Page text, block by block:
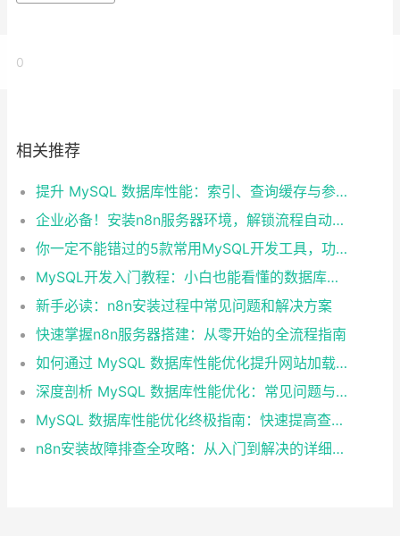
0
相关推荐
提升 MySQL 数据库性能：索引、查询缓存与参数优化全解析
企业必备！安装n8n服务器环境，解锁流程自动化工具
你一定不能错过的5款常用MySQL开发工具，功能强大又好用
MySQL开发入门教程：小白也能看懂的数据库指南
新手必读：n8n安装过程中常见问题和解决方案
快速掌握n8n服务器搭建：从零开始的全流程指南
如何通过 MySQL 数据库性能优化提升网站加载速度？
深度剖析 MySQL 数据库性能优化：常见问题与解决方案
MySQL 数据库性能优化终极指南：快速提高查询效率的10个技巧
n8n安装故障排查全攻略：从入门到解决的详细指南